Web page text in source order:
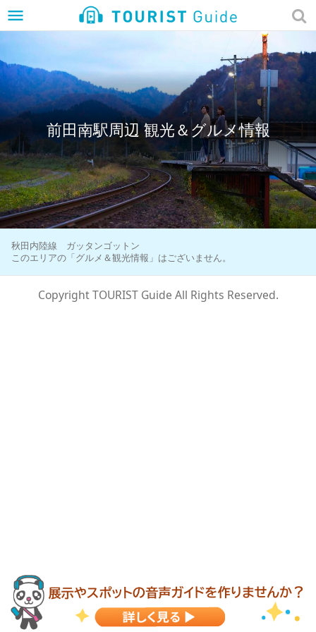
menu
前田南駅周辺 観光＆グルメ情報
秋田内陸線 ガッタンゴットン
このエリアの「グルメ＆観光情報」はございません。
Copyright TOURIST Guide All Rights Reserved.